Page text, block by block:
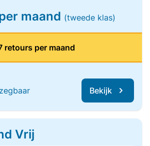
maand (tweede klas)
retours per maand
Bekijk
Vrij